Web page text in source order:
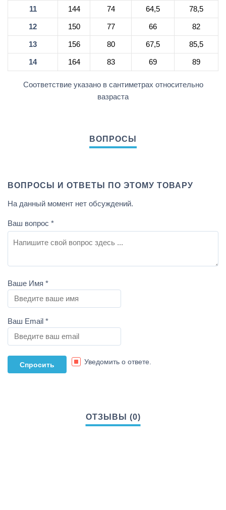
11 144 74 64,5 78,5
12 150 77 66 82
13 156 80 67,5 85,5
14 164 83 69 89
Соответствие указано в сантиметрах относительно
вазраста
ВОПРОСЫ И ОТВЕТЫ ПО ЭТОМУ ТОВАРУ
На данный момент нет обсуждений.
Ваш вопрос *
Ваше Имя *
Ваш Email *
Уведомить о ответе.